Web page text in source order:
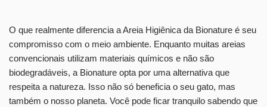
O que realmente diferencia a Areia Higiênica da Bionature é seu
compromisso com o meio ambiente. Enquanto muitas areias
convencionais utilizam materiais químicos e não são
biodegradáveis, a Bionature opta por uma alternativa que
respeita a natureza. Isso não só beneficia o seu gato, mas
também o nosso planeta. Você pode ficar tranquilo sabendo que